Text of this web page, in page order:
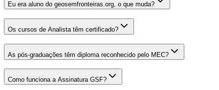
Eu era aluno do geosemfronteiras.org, o que muda?
Os cursos de Analista têm certificado?
As pós-graduações têm diploma reconhecido pelo MEC?
Como funciona a Assinatura GSF?